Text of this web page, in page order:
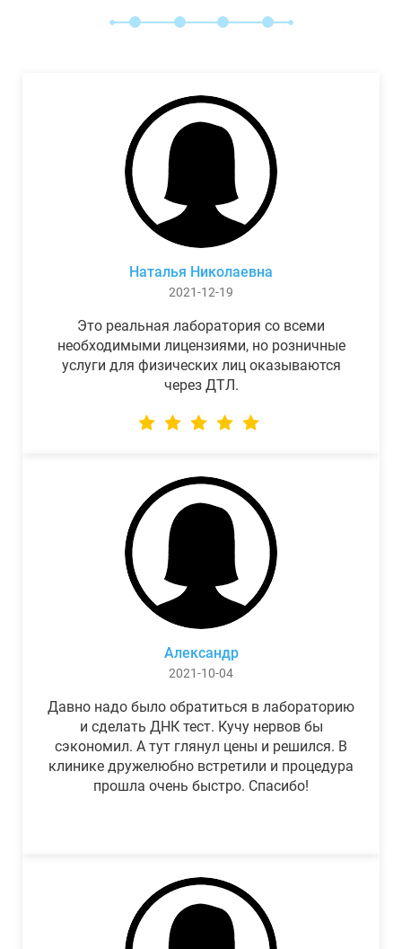
Наталья Николаевна
2021-12-19
Это реальная лаборатория со всеми
необходимыми лицензиями, но розничные
услуги для физических лиц оказываются
через ДТЛ.
Александр
2021-10-04
Давно надо было обратиться в лабораторию
и сделать ДНК тест. Кучу нервов бы
сэкономил. А тут глянул цены и решился. В
клинике дружелюбно встретили и процедура
прошла очень быстро. Спасибо!